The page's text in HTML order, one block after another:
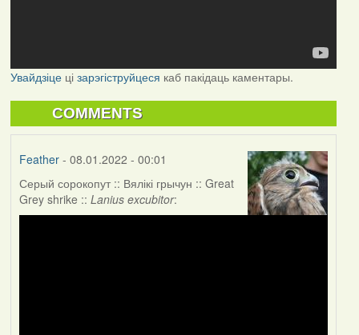
Увайдзіцеці зарэгіструйцеся каб пакідаць каментары.
COMMENTS
Feather- 08.01.2022 - 00:01
Серый сорокопут :: Вялікі грычун :: Great
Grey shrike :: Lanius excubitor: